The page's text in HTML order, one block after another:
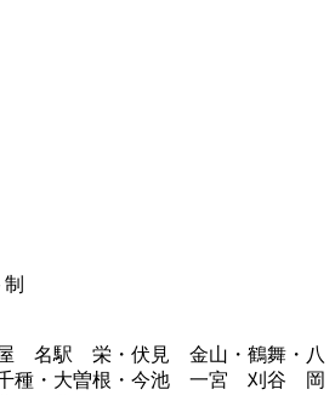
名駅 栄・伏見 金山・鶴舞・八
種・大曽根・今池 一宮 刈谷 岡